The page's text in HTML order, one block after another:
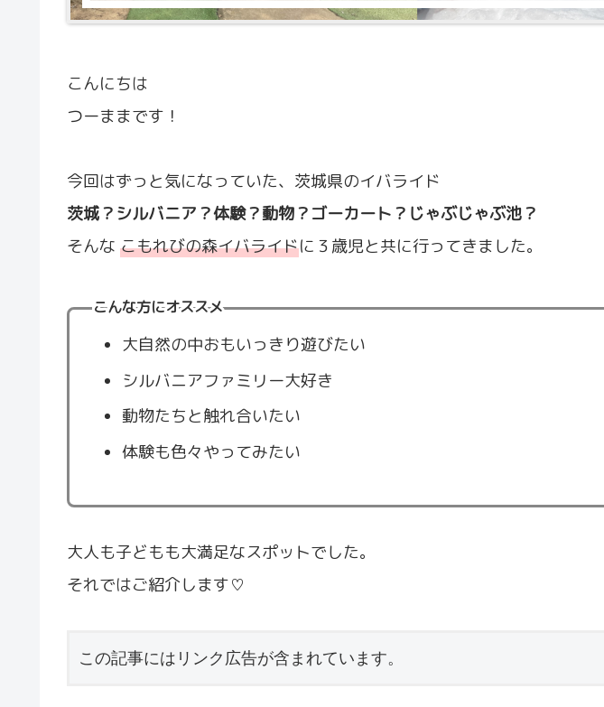
こんにちは
つーままです！
今回はずっと気になっていた、茨城県のイバライド
茨城？シルバニア？体験？動物？ゴーカート？じゃぶじゃぶ池？
そんな こもれびの森イバライドに３歳児と共に行ってきました。
こんな方にオススメ
大自然の中おもいっきり遊びたい
シルバニアファミリー大好き
動物たちと触れ合いたい
体験も色々やってみたい
大人も子どもも大満足なスポットでした。
それではご紹介します♡
この記事にはリンク広告が含まれています。